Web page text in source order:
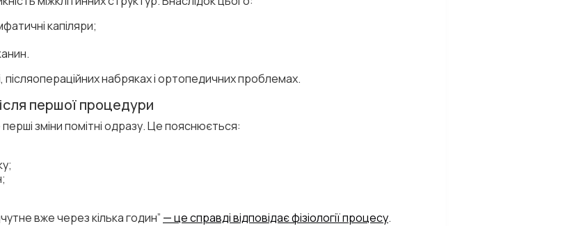
капіляри;
набряках і ортопедичних проблемах.
першої процедури
зміни помітні одразу. Це пояснюється:
вже через кілька годин” — це справді відповідає фізіології процесу.